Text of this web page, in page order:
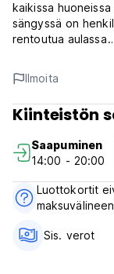
kaikissa
sängyssä on
rentoutua aulassa
Ystävällinen
tutustumaan
language)
Ilmoita
Kiinteistön
Saapuminen
14:00 - 20:00
Luottokortit
Sis. verot